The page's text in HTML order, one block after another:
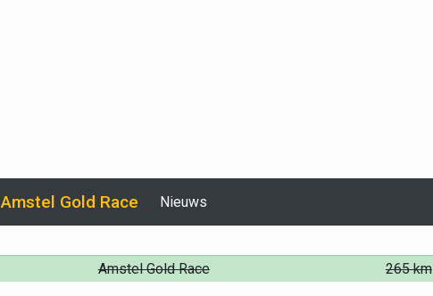
Amstel Gold Race Nieuws
Amstel Gold Race 265 km